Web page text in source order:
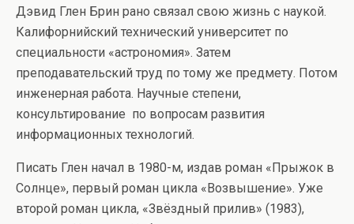
Дэвид Глен Брин рано связал свою жизнь с наукой.
Калифорнийский технический университет по
специальности «астрономия». Затем
преподавательский труд по тому же предмету. Потом
инженерная работа. Научные степени,
консультирование по вопросам развития
информационных технологий.
Писать Глен начал в 1980-м, издав роман «Прыжок в
Солнце», первый роман цикла «Возвышение». Уже
второй роман цикла, «Звёздный прилив» (1983),